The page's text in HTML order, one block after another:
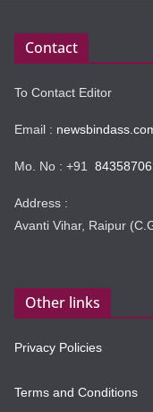
Contact
To Contact Editor
Email :
Mo. No : +91
Address :
Avanti Vihar, Raipur
Other links
Privacy Policies
Terms and Conditions